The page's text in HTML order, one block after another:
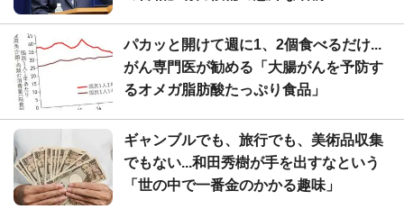
パカッと開けて週に1、2個食べるだけ...
がん専門医が勧める「大腸がんを予防す
るオメガ脂肪酸たっぷり食品」
ギャンブルでも、旅行でも、美術品収集
でもない...和田秀樹が手を出すなという
「世の中で一番金のかかる趣味」